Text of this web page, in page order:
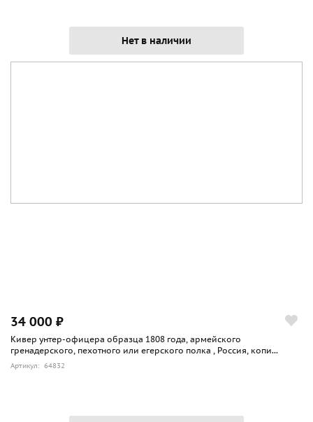
Нет в наличии
34 000 ₽
Кивер унтер-офицера образца 1808 года, армейского
гренадерского, пехотного или егерского полка , Россия, копи...
Артикул: 64832